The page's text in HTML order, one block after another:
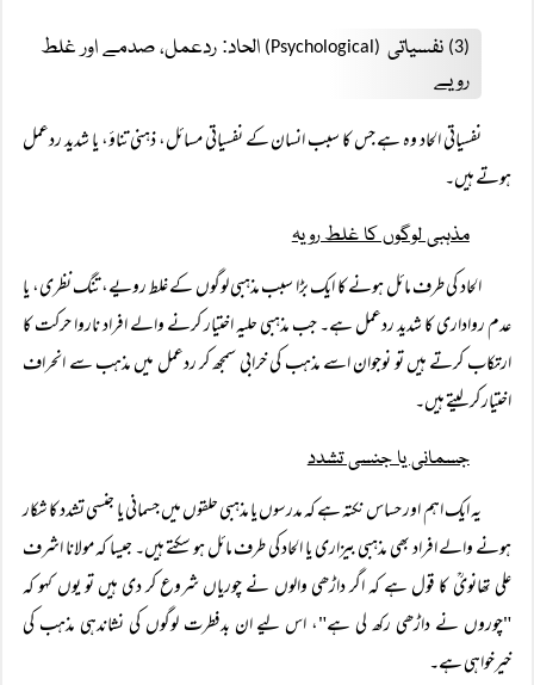
(3) نفسیاتی (Psychological)
الحاد: ردعمل، صدمے اور غلط
رویے
نفسیاتی الحاد وہ ہے جس کا سبب انسان کے نفسیاتی مسائل، ذہنی تناؤ، یا شدید ردعمل
ہوتے ہیں۔
مذہبی لوگوں کا غلط رویہ
الحاد کی طرف مائل ہونے کا ایک بڑا سبب مذہبی لوگوں کے غلط رویے، تنگ نظری، یا
عدم رواداری کا شدید ردعمل ہے۔ جب مذہبی حلیہ اختیار کرنے والے افراد ناروا حرکت کا
ارتکاب کرتے ہیں تو نوجوان اسے مذہب کی خرابی سمجھ کر ردعمل میں مذہب سے انحراف
اختیار کر لیتے ہیں۔
جسمانی یا جنسی تشدد
یہ ایک اہم اور حساس نکتہ ہے کہ مدرسوں یا مذہبی حلقوں میں جسمانی یا جنسی تشدد کا شکار
ہونے والے افراد بھی مذہبی بیزاری یا الحاد کی طرف مائل ہو سکتے ہیں۔ جیسا کہ مولانا اشرف
علی تھانویؒ کا قول ہے کہ اگر داڑھی والوں نے چوریاں شروع کر دی ہیں تو یوں کہو کہ
"چوروں نے داڑھی رکھ لی ہے"، اس لیے ان بدفطرت لوگوں کی نشاندہی مذہب کی
خیرخواہی ہے۔